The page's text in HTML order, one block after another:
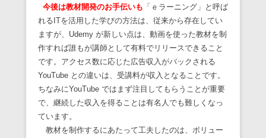
今後は教材開発のお手伝いも 「ｅラーニング」と呼ば
れるITを活用した学びの方法は、従来から存在してい
ますが、Udemy が新しい点は、動画を使った教材を制
作すれば誰もが講師として有料でリリースできること
です。アクセス数に応じた広告収入がバックされる
YouTube との違いは、受講料が収入となることです。
ちなみにYouTube ではまず注目してもらうことが重要
で、継続した収入を得ることは有名人でも難しくなっ
ています。
教材を制作するにあたって工夫したのは、ボリュー